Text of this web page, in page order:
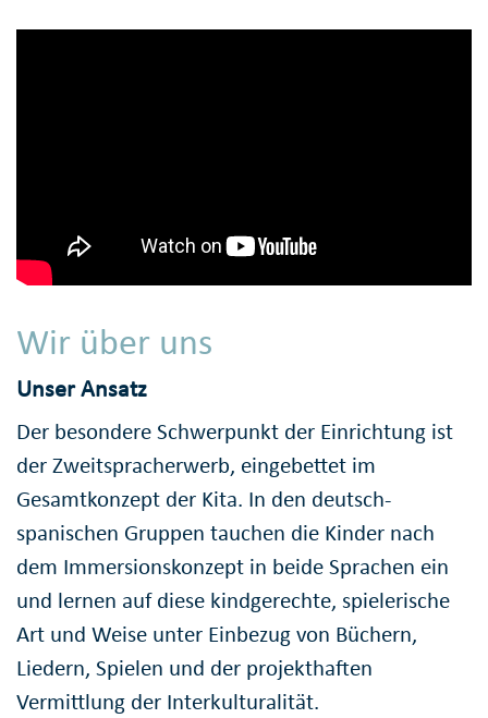
Wir über uns
Unser Ansatz
Der besondere Schwerpunkt der Einrichtung ist
der Zweitspracherwerb, eingebettet im
Gesamtkonzept der Kita. In den deutsch-
spanischen Gruppen tauchen die Kinder nach
dem Immersionskonzept in beide Sprachen ein
und lernen auf diese kindgerechte, spielerische
Art und Weise unter Einbezug von Büchern,
Liedern, Spielen und der projekthaften
Vermittlung der Interkulturalität.